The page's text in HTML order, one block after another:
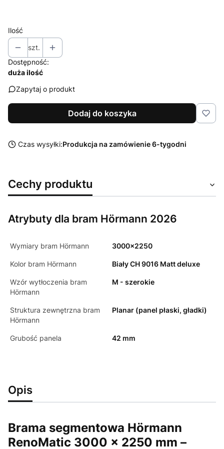
Ilość
szt.
Dostępność:
duża ilość
Zapytaj o produkt
Dodaj do koszyka
Czas wysyłki:Produkcja na zamówienie 6-tygodni
Cechy produktu
Atrybuty dla bram Hörmann 2026
Wymiary bram Hörmann 3000x2250
Kolor bram Hörmann Biały CH 9016 Matt deluxe
Wzór wytłoczenia bram
Hörmann
M - szerokie
Struktura zewnętrzna bram
Hörmann
Planar (panel płaski, gładki)
Grubość panela 42 mm
Opis
Brama segmentowa Hörmann
RenoMatic 3000 × 2250 mm –